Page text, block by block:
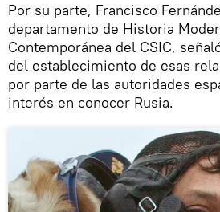
Por su parte, Francisco
departamento de Historia
Contemporánea del CSIC,
del establecimiento de esas
por parte de las autoridades
interés en conocer Rusia.